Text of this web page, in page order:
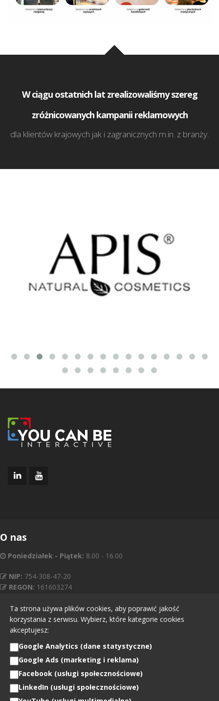
Ta strona używa plików cookies, aby poprawić jakość
korzystania z serwisu. Wybierz, które kategorie cookies
akceptujesz:
Google Analytics (dane statystyczne)
Google Ads (marketing i reklama)
Facebook (usługi społecznościowe)
LinkedIn (usługi społecznościowe)
W ciągu ostatnich lat zrealizowaliśmy szereg
zróżnicowanych kampanii reklamowych
dla klientów krajowych jak i zagranicznych m.in. z branży:
O nas
Poniedziałek - Piątek: 8.00 - 16.00
NIP: 754-308-47-20
REGON: 161603274
Kapitał zakładowy:75 000,00 zł
Wszystkie prawa zastrzeżone © You Can Be Interactive sp. z o.o.
Prywatności|Ustawienia cookies